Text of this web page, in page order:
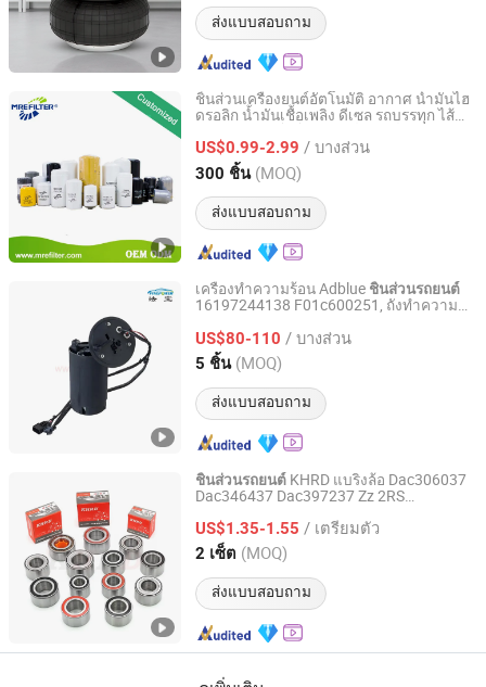
ส่งแบบสอบถาม
ชิ้นส่วนเครื่องยนต์อัตโนมัติ อากาศ น้ำมันไฮ
ดรอลิก น้ำมันเชื้อเพลิง ดีเซล รถบรรทุก ไส้
ฮอลแลนด์ เบนซ์ เจซีบี ดาฟ รถขุด
คอมเพรสเซอร์ มอเตอร์ไซค์ รถแทรกเตอร์ รถ
บัส
US$0.99-2.99 / บางส่วน
300 ชิ้น (MOQ)
ส่งแบบสอบถาม
Anhui Meiruier Filter Co., Ltd.
Anhui, China อัตราจาก 2010
เครื่องทำความร้อน Adblue ชิ้นส่วนรถยนต์
16197244138 F01c600251, ถังทำความ
US$80-110 / บางส่วน
5 ชิ้น (MOQ)
ส่งแบบสอบถาม
Finepower Machinery Corp.
Zhejiang, China อัตราจาก 2020
ชิ้นส่วนรถยนต์ KHRD แบริ่งล้อ Dac306037
Dac346437 Dac397237 Zz 2RS
Du478857.5 Du437741.5/45.5 แบริ่งฮับล้อ
OEM
US$1.35-1.55 / เตรียมตัว
2 เซ็ต (MOQ)
ส่งแบบสอบถาม
Shandong Wanyu Precision Bearing Group Co. , Ltd.
Shandong, China อัตราจาก 2020